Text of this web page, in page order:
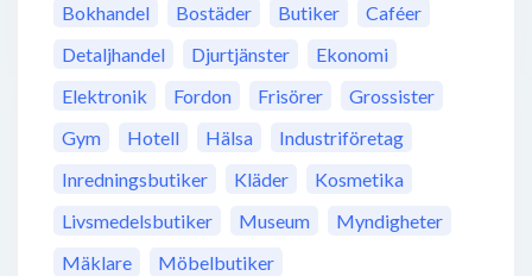
Bokhandel
Bostäder Butiker
Caféer
Detaljhandel
Djurtjänster
Ekonomi
Elektronik
Fordon Frisörer
Grossister
Gym
Hotell Hälsa
Industriföretag
Inredningsbutiker
Kläder
Kosmetika
Livsmedelsbutiker
Museum
Myndigheter
Mäklare
Möbelbutiker